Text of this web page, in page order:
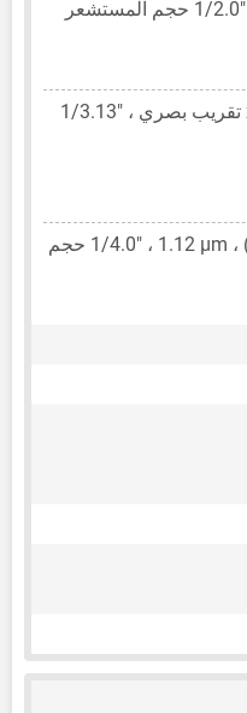
1/2.0" حجم المستشعر
1/3.13"
1.12 μm ، 1/4.0" حجم